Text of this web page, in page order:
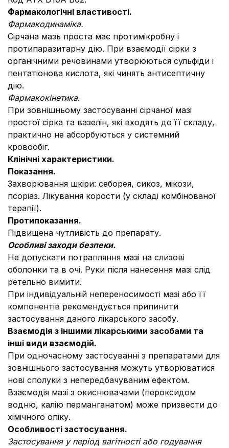
Фармакологічні властивості.
Фармакодинаміка.
Сірчана мазь проста має протимікробну і
протипаразитарну дію. При взаємодії сірки з
органічними речовинами утворюються сульфіди і
пентатіонова кислота, які чинять антисептичну
дію.
Фармакокінетика.
При зовнішньому застосуванні сірчаної мазі
простої сірка та вазелін, які входять до її складу,
практично не абсорбуються у системний
кровообіг.
Клінічні характеристики.
Показання.
Захворювання шкіри: себорея, сикоз, мікози,
псоріаз. Лікування корости (у складі комбінованої
терапії).
Протипоказання.
Підвищена чутливість до препарату.
Особливі заходи безпеки.
Не допускати потрапляння мазі на слизові
оболонки та в очі. Руки після нанесення мазі слід
ретельно вимити.
При індивідуальній непереносимості мазі або її
компонентів рекомендується припинити
застосування даного лікарського засобу.
Взаємодія з іншими лікарськими засобами та
інші види взаємодій.
При одночасному застосуванні з препаратами для
зовнішнього застосування можуть утворюватися
нові сполуки з непередбачуваним ефектом.
Взаємодія мазі з окиснювачами (пероксидом
водню, калію перманганатом) може призвести до
хімічного опіку.
Особливості застосування.
Застосування у період вагітності або годування